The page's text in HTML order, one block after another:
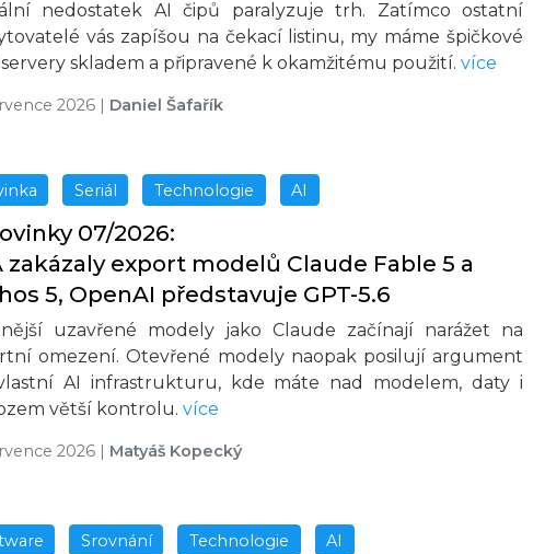
nedostatek AI čipů paralyzuje trh. Zatímco ostatní
vás zapíšou na čekací listinu, my máme špičkové
skladem a připravené k okamžitému použití. více
2026 Daniel Šafařík
Seriál Technologie AI
07/2026:
zakázaly export modelů Claude Fable 5 a
5, OpenAI představuje GPT-5.6
uzavřené modely jako Claude začínají narážet na
omezení. Otevřené modely naopak posilují argument
AI infrastrukturu, kde máte nad modelem, daty i
větší kontrolu. více
2026 | Matyáš Kopecký
Srovnání Technologie AI